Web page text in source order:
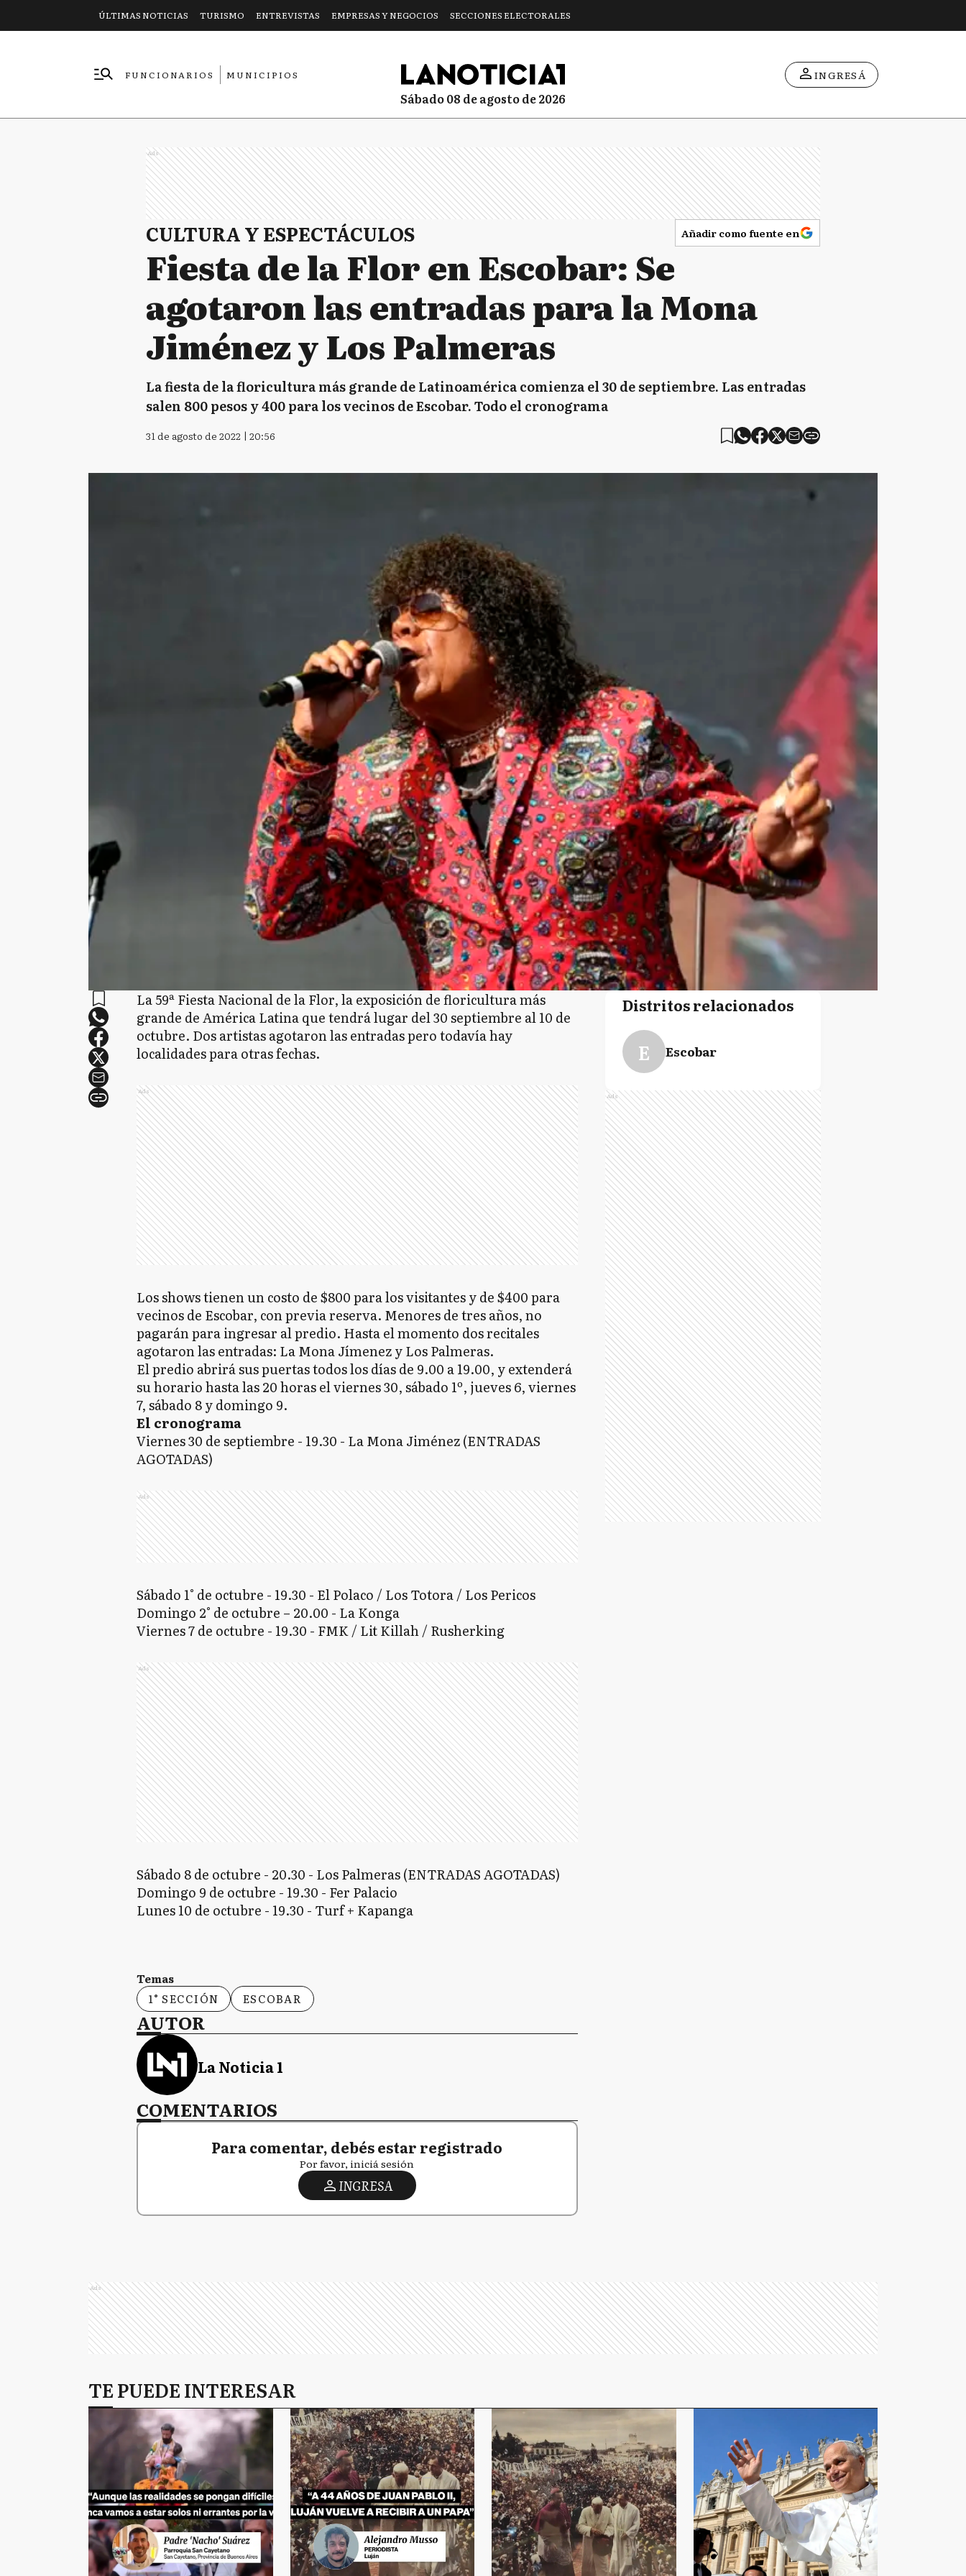
ÚLTIMAS NOTICIAS TURISMO ENTREVISTAS EMPRESAS Y NEGOCIOS SECCIONES ELECTORALES
FUNCIONARIOS
MUNICIPIOS
sábado 08 de agosto de 2026
INGRESÁ
Ads
CULTURA Y ESPECTÁCULOS Añadir como fuente en
Fiesta de la Flor en Escobar: Se
agotaron las entradas para la Mona
Jiménez y Los Palmeras
La fiesta de la floricultura más grande de Latinoamérica comienza el 30 de septiembre. Las entradas
salen 800 pesos y 400 para los vecinos de Escobar. Todo el cronograma
31 de agosto de 2022 | 20:56
La 59ª Fiesta Nacional de la Flor, la exposición de floricultura más
grande de América Latina que tendrá lugar del 30 septiembre al 10 de
octubre. Dos artistas agotaron las entradas pero todavía hay
localidades para otras fechas.
Ads
Los shows tienen un costo de $800 para los visitantes y de $400 para
vecinos de Escobar, con previa reserva. Menores de tres años, no
pagarán para ingresar al predio. Hasta el momento dos recitales
agotaron las entradas: La Mona Jímenez y Los Palmeras.
El predio abrirá sus puertas todos los días de 9.00 a 19.00, y extenderá
su horario hasta las 20 horas el viernes 30, sábado 1º, jueves 6, viernes
7, sábado 8 y domingo 9.
El cronograma
Viernes 30 de septiembre - 19.30 - La Mona Jiménez (ENTRADAS
AGOTADAS)
Ads
Sábado 1° de octubre - 19.30 - El Polaco / Los Totora / Los Pericos
Domingo 2° de octubre – 20.00 - La Konga
Viernes 7 de octubre - 19.30 - FMK / Lit Killah / Rusherking
Ads
Sábado 8 de octubre - 20.30 - Los Palmeras (ENTRADAS AGOTADAS)
Domingo 9 de octubre - 19.30 - Fer Palacio
Lunes 10 de octubre - 19.30 - Turf + Kapanga
Temas
1° SECCIÓN
ESCOBAR
AUTOR
La Noticia 1
COMENTARIOS
Para comentar, debés estar registrado
Por favor, iniciá sesión
INGRESA
Distritos relacionados
E Escobar
Ads
Ads
TE PUEDE INTERESAR